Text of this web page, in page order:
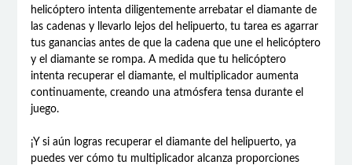
helicóptero intenta diligentemente arrebatar el diamante de
las cadenas y llevarlo lejos del helipuerto, tu tarea es agarrar
tus ganancias antes de que la cadena que une el helicóptero
y el diamante se rompa. A medida que tu helicóptero
intenta recuperar el diamante, el multiplicador aumenta
continuamente, creando una atmósfera tensa durante el
juego.
¡Y si aún logras recuperar el diamante del helipuerto, ya
puedes ver cómo tu multiplicador alcanza proporciones